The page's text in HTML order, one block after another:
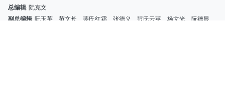
广告部
(028) 38334185
quangcaohoavan09@gmail.com;